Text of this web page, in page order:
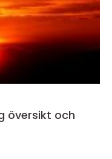
översikt och